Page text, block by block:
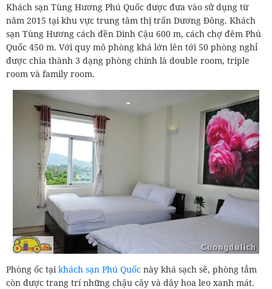
Khách sạn Tùng Hương Phú Quốc được đưa vào sử dụng từ
năm 2015 tại khu vực trung tâm thị trấn Dương Đông. Khách
sạn Tùng Hương cách đền Dinh Cậu 600 m, cách chợ đêm Phú
Quốc 450 m. Với quy mô phòng khá lớn lên tới 50 phòng nghỉ
được chia thành 3 dạng phòng chính là double room, triple
room và family room.
Phòng ốc tại khách sạn Phú Quốc này khá sạch sẽ, phòng tắm
còn được trang trí những chậu cây và dây hoa leo xanh mát.